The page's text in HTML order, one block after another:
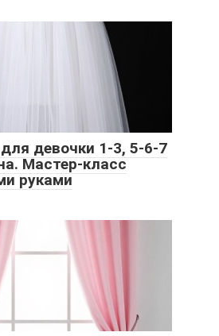
девочки 1-3, 5-6-7
Мастер-класс
руками